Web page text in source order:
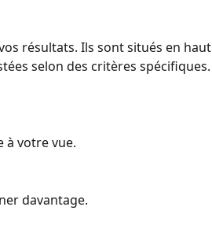
résultats. Ils sont situés en haut
selon des critères spécifiques.
à votre vue.
davantage.